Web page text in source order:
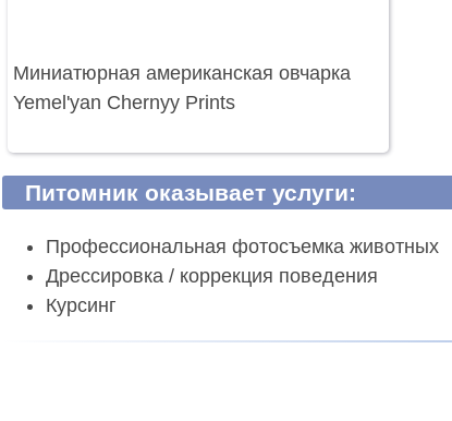
Миниатюрная американская овчарка
Yemel'yan Chernyy Prints
Питомник оказывает услуги:
Профессиональная фотосъемка животных
Дрессировка / коррекция поведения
Курсинг